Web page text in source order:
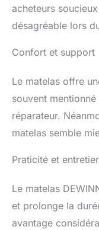
acheteurs
désagréable lors
Confort et support
Le matelas offre
souvent
réparateur.
matelas semble
Praticité et
Le matelas
et prolonge la
avantage